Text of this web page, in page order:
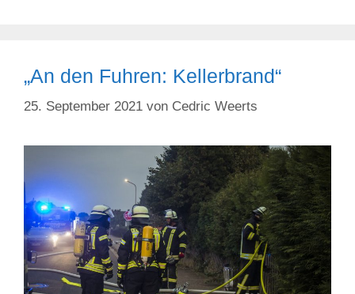
„An den Fuhren: Kellerbrand“
25. September 2021 von Cedric Weerts